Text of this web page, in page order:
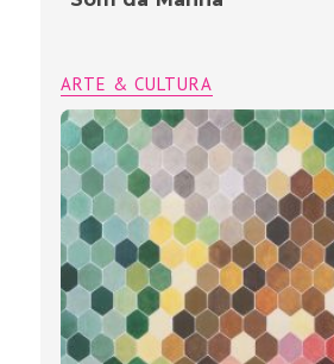
ARTE & CULTURA